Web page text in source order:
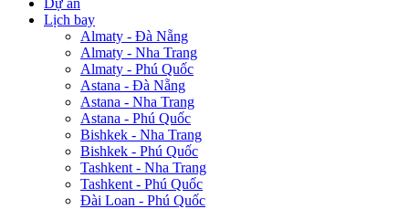
Dự án
Lịch bay
Almaty - Đà Nẵng
Almaty - Nha Trang
Almaty - Phú Quốc
Astana - Đà Nẵng
Astana - Nha Trang
Astana - Phú Quốc
Bishkek - Nha Trang
Bishkek - Phú Quốc
Tashkent - Nha Trang
Tashkent - Phú Quốc
Đài Loan - Phú Quốc